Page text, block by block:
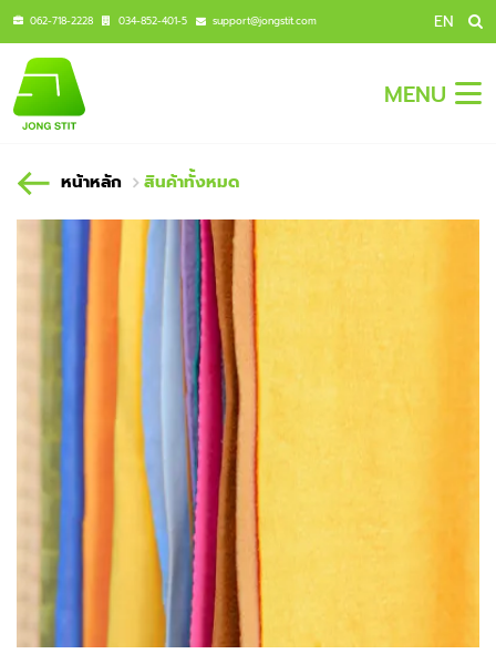
062-718-2228 034-852-401-5 support@jongstit.com EN
MENU
หน้าหลัก สินค้าทั้งหมด